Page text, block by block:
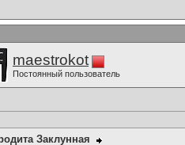
maestrokot
Постоянный пользователь
Заклунная